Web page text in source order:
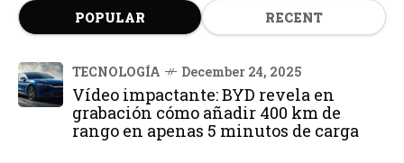
POPULAR RECENT
TECNOLOGÍA December 24, 2025
Vídeo impactante: BYD revela en
grabación cómo añadir 400 km de
rango en apenas 5 minutos de carga